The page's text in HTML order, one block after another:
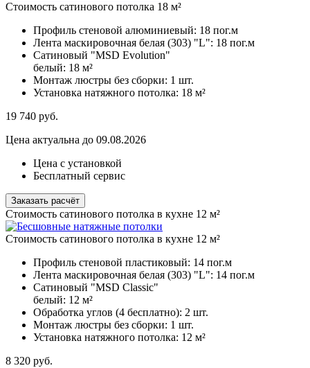
Стоимость сатинового потолка 18 м²
Профиль стеновой алюминиевый: 18 пог.м
Лента маскировочная белая (303) "L": 18 пог.м
Сатиновый "MSD Evolution"
белый: 18 м²
Монтаж люстры без сборки: 1 шт.
Установка натяжного потолка: 18 м²
19 740 руб.
Цена актуальна до 09.08.2026
Цена с установкой
Бесплатный сервис
Заказать расчёт
Стоимость сатинового потолка в кухне 12 м²
Стоимость сатинового потолка в кухне 12 м²
Профиль стеновой пластиковый: 14 пог.м
Лента маскировочная белая (303) "L": 14 пог.м
Сатиновый "MSD Classic"
белый: 12 м²
Обработка углов (4 бесплатно): 2 шт.
Монтаж люстры без сборки: 1 шт.
Установка натяжного потолка: 12 м²
8 320 руб.